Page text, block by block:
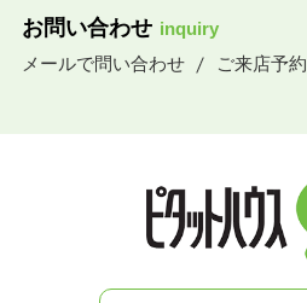
お問い合わせ inquiry
メールで問い合わせ
ご来店予約